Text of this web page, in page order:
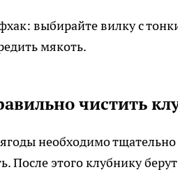
выбирайте вилку с
мякоть.
чистить
необходимо
После этого клубнику